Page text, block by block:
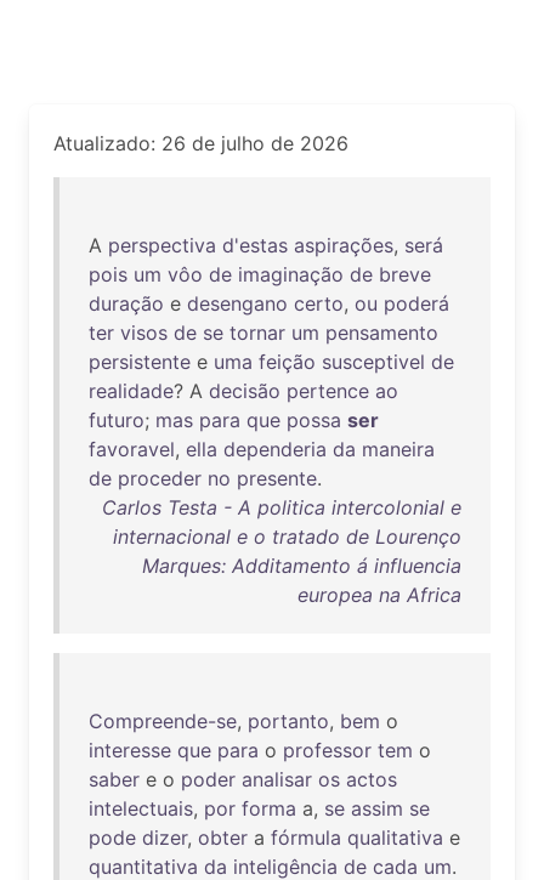
Atualizado: 26 de julho de 2026
A perspectiva d'estas aspirações, será
pois um vôo de imaginação de breve
duração e desengano certo, ou poderá
ter visos de se tornar um pensamento
persistente e uma feição susceptivel de
realidade? A decisão pertence ao
futuro; mas para que possa ser
favoravel, ella dependeria da maneira
de proceder no presente.
Carlos Testa - A politica intercolonial e
internacional e o tratado de Lourenço
Marques: Additamento á influencia
europea na Africa
Compreende-se, portanto, bem o
interesse que para o professor tem o
saber e o poder analisar os actos
intelectuais, por forma a, se assim se
pode dizer, obter a fórmula qualitativa e
quantitativa da inteligência de cada um.